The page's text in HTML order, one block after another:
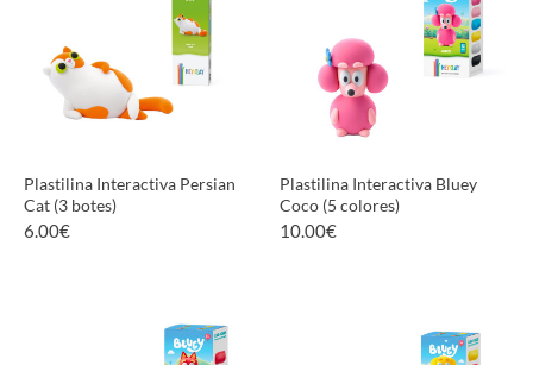
Plastilina Interactiva Persian
Cat (3 botes)
6.00€
Plastilina Interactiva Bluey
Coco (5 colores)
10.00€